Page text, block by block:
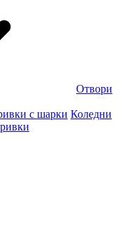
Отвори
с шарки Коледни